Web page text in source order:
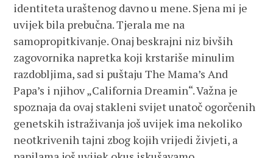
identiteta uraštenog davno u mene. Sjena mi je
uvijek bila prebučna. Tjerala me na
samopropitkivanje. Onaj beskrajni niz bivših
zagovornika napretka koji krstariše minulim
razdobljima, sad si puštaju The Mama’s And
Papa’s i njihov „California Dreamin“. Važna je
spoznaja da ovaj stakleni svijet unatoč ogorčenih
genetskih istraživanja još uvijek ima nekoliko
neotkrivenih tajni zbog kojih vrijedi živjeti, a